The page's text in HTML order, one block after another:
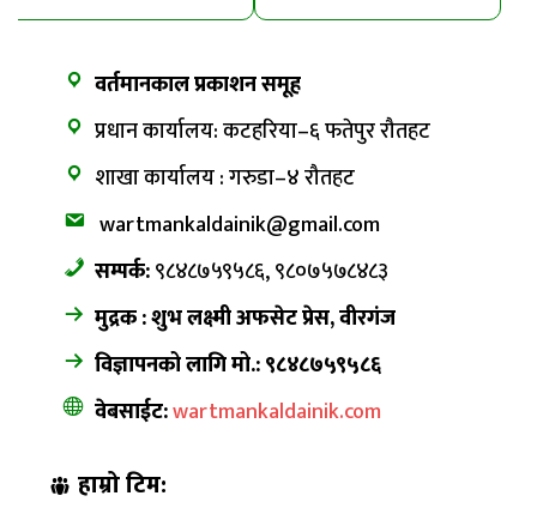
वर्तमानकाल प्रकाशन समूह
प्रधान कार्यालय: कटहरिया–६ फतेपुर रौतहट
शाखा कार्यालय : गरुडा–४ रौतहट
wartmankaldainik@gmail.com
सम्पर्क:९८४८७५९५८६, ९८०७५७८४८३
मुद्रक : शुभ लक्ष्मी अफसेट प्रेस, वीरगंज
विज्ञापनको लागि मो.: ९८४८७५९५८६
वेबसाईट:wartmankaldainik.com
हाम्रो टिम: